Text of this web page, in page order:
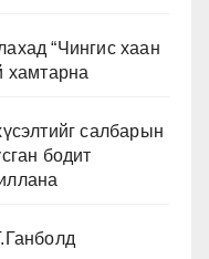
“Чингис хаан
хамтарна
салбарын
бодит